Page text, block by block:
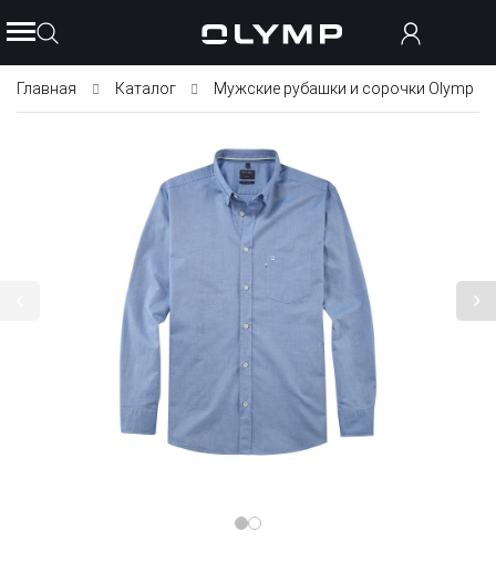
Главная Каталог Мужские рубашки и сорочки Olymp